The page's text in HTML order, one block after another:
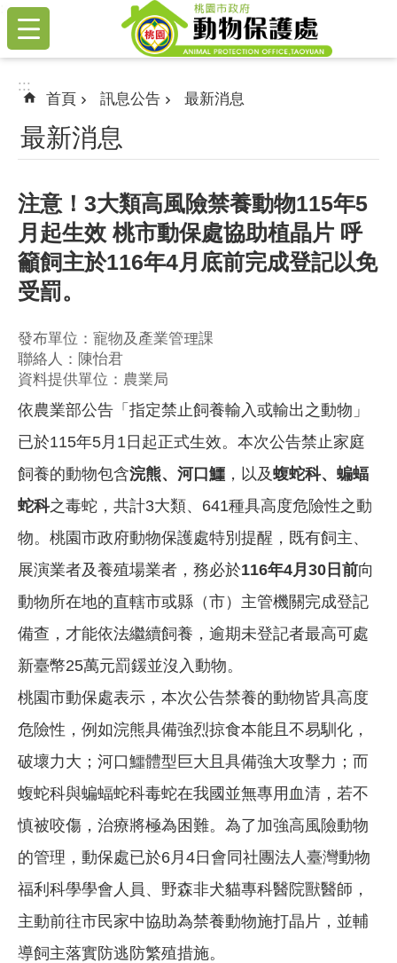
跳到主要內容區塊
:::
:::
首頁 訊息公告 最新消息
最新消息
注意！3大類高風險禁養動物115年5
月起生效 桃市動保處協助植晶片 呼
籲飼主於116年4月底前完成登記以免
受罰。
發布單位：寵物及產業管理課
聯絡人：陳怡君
資料提供單位：農業局
依農業部公告「指定禁止飼養輸入或輸出之動物」
已於115年5月1日起正式生效。本次公告禁止家庭
飼養的動物包含浣熊、河口鱷 ，以及蝮蛇科、蝙蝠
蛇科之毒蛇，共計3大類、641種具高度危險性之動
物。桃園市政府動物保護處特別提醒，既有飼主、
展演業者及養殖場業者，務必於116年4月30日前向
動物所在地的直轄市或縣（市）主管機關完成登記
備查，才能依法繼續飼養，逾期未登記者最高可處
新臺幣25萬元罰鍰並沒入動物。
桃園市動保處表示，本次公告禁養的動物皆具高度
危險性，例如浣熊具備強烈掠食本能且不易馴化，
破壞力大；河口鱷體型巨大且具備強大攻擊力；而
蝮蛇科與蝙蝠蛇科毒蛇在我國並無專用血清，若不
慎被咬傷，治療將極為困難。為了加強高風險動物
的管理，動保處已於6月4日會同社團法人臺灣動物
福利科學學會人員、野森非犬貓專科醫院獸醫師，
主動前往市民家中協助為禁養動物施打晶片，並輔
導飼主落實防逃防繁殖措施。